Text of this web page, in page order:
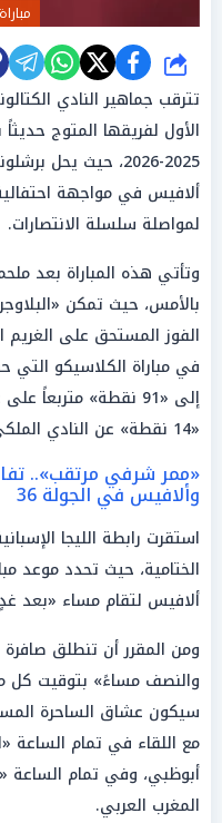
شارك
تترقب جماهير النادي
الأول لفريقها المتوج
2025-2026، حيث
ألافيس في مواجهة
لمواصلة سلسلة الانتصارات.
وتأتي هذه المباراة بعد
بالأمس، حيث تمكن
في مباراة الكلاسيكو التي
إلى «91 نقطة»
«14 نقطة» عن النادي الملكي صاحب الوصافة.
«ممر شرفي مرتقب»..
وألافيس في الجولة 36
استقرت رابطة الليجا
الختامية، حيث تحدد موعد
ألافيس لتقام مساء «بعد غدٍ
ومن المقرر أن تنطلق
والنصف مساءً» بتوقيت كل
سيكون عشاق الساحرة
مع اللقاء في تمام الساعة
أبوظبي، وفي تمام الساعة
المغرب العربي.